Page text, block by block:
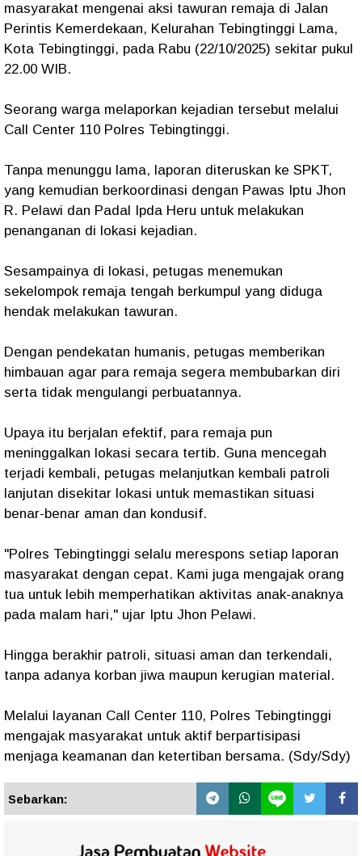
masyarakat mengenai aksi tawuran remaja di Jalan
Perintis Kemerdekaan, Kelurahan Tebingtinggi Lama,
Kota Tebingtinggi, pada Rabu (22/10/2025) sekitar pukul
22.00 WIB.
Seorang warga melaporkan kejadian tersebut melalui
Call Center 110 Polres Tebingtinggi.
Tanpa menunggu lama, laporan diteruskan ke SPKT,
yang kemudian berkoordinasi dengan Pawas Iptu Jhon
R. Pelawi dan Padal Ipda Heru untuk melakukan
penanganan di lokasi kejadian.
Sesampainya di lokasi, petugas menemukan
sekelompok remaja tengah berkumpul yang diduga
hendak melakukan tawuran.
Dengan pendekatan humanis, petugas memberikan
himbauan agar para remaja segera membubarkan diri
serta tidak mengulangi perbuatannya.
Upaya itu berjalan efektif, para remaja pun
meninggalkan lokasi secara tertib. Guna mencegah
terjadi kembali, petugas melanjutkan kembali patroli
lanjutan disekitar lokasi untuk memastikan situasi
benar-benar aman dan kondusif.
"Polres Tebingtinggi selalu merespons setiap laporan
masyarakat dengan cepat. Kami juga mengajak orang
tua untuk lebih memperhatikan aktivitas anak-anaknya
pada malam hari," ujar Iptu Jhon Pelawi.
Hingga berakhir patroli, situasi aman dan terkendali,
tanpa adanya korban jiwa maupun kerugian material.
Melalui layanan Call Center 110, Polres Tebingtinggi
mengajak masyarakat untuk aktif berpartisipasi
menjaga keamanan dan ketertiban bersama. (Sdy/Sdy)
Sebarkan: